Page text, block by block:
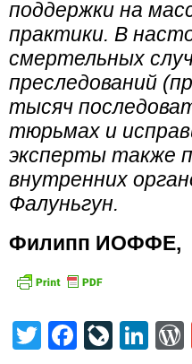
поддержки на
практики. В
смертельных
преследований
тысяч
тюрьмах и
эксперты также
внутренних
Фалуньгун.
Филипп ИОФФЕ,
Twitter